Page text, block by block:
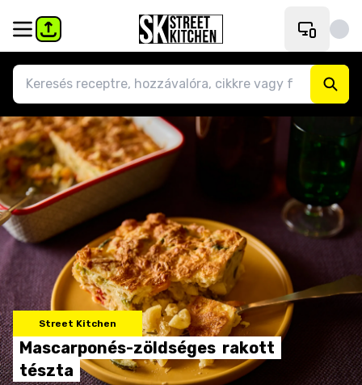
Street Kitchen
Mascarponés-zöldséges rakott
tészta